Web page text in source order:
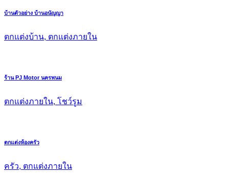
บ้านตัวอย่าง บ้านอนัญญา
ตกแต่งบ้าน, ตกแต่งภายใน
ร้าน PJ Motor นครพนม
ตกแต่งภายใน, โชว์รูม
ตกแต่งห้องครัว
ครัว, ตกแต่งภายใน